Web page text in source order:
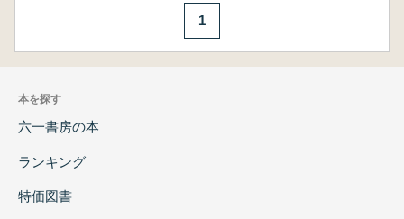
1
本を探す
六一書房の本
ランキング
特価図書